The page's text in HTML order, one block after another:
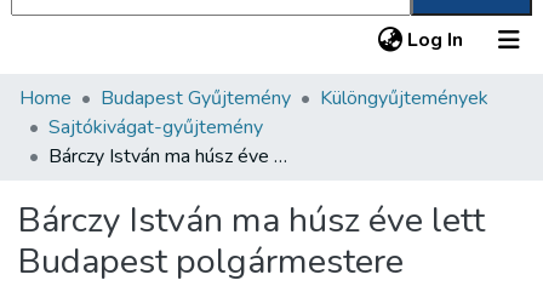
Log In (current)
Communities & Collections
All of DSpace
About us
Home Budapest Gyűjtemény
Különgyűjtemények
Sajtókivágat-gyűjtemény
Bárczy István ma húsz éve lett Budapest polgármestere
Bárczy István ma húsz éve lett
Budapest polgármestere